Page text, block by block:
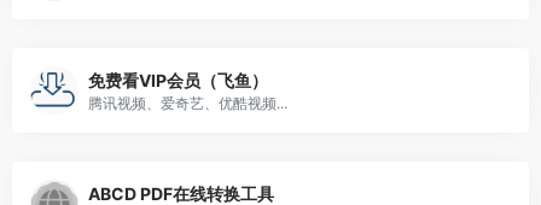
免费看VIP会员（飞鱼）
腾讯视频、爱奇艺、优酷视频...
ABCD PDF在线转换工具